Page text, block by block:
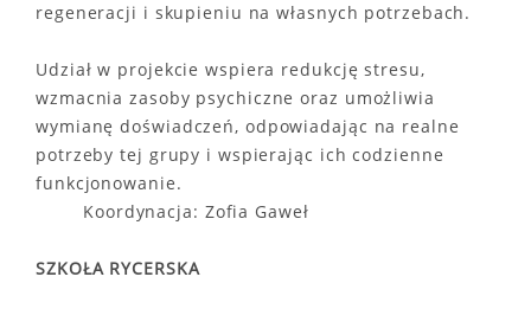
regeneracji i skupieniu na własnych potrzebach.
Udział w projekcie wspiera redukcję stresu,
wzmacnia zasoby psychiczne oraz umożliwia
wymianę doświadczeń, odpowiadając na realne
potrzeby tej grupy i wspierając ich codzienne
funkcjonowanie.
Koordynacja: Zofia Gaweł
SZKOŁA RYCERSKA